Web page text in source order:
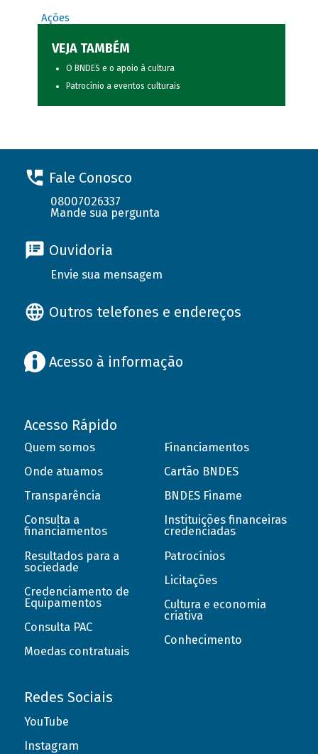
Ações
VEJA TAMBÉM
O BNDES e o apoio à cultura
Patrocínio a eventos culturais
Fale Conosco
08007026337
Mande sua pergunta
Ouvidoria
Envie sua mensagem
Outros telefones e endereços
Acesso à informação
Acesso Rápido
Quem somos
Onde atuamos
Transparência
Consulta a
financiamentos
Resultados para a
sociedade
Credenciamento de
Equipamentos
Consulta PAC
Moedas contratuais
Financiamentos
Cartão BNDES
BNDES Finame
Instituições financeiras
credenciadas
Patrocínios
Licitações
Cultura e economia
criativa
Conhecimento
Redes Sociais
YouTube
Instagram